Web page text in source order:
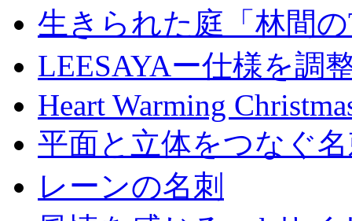
生きられた庭「林間
LEESAYAー仕様を調
Heart Warming
平面と立体をつなぐ
レーンの名刺